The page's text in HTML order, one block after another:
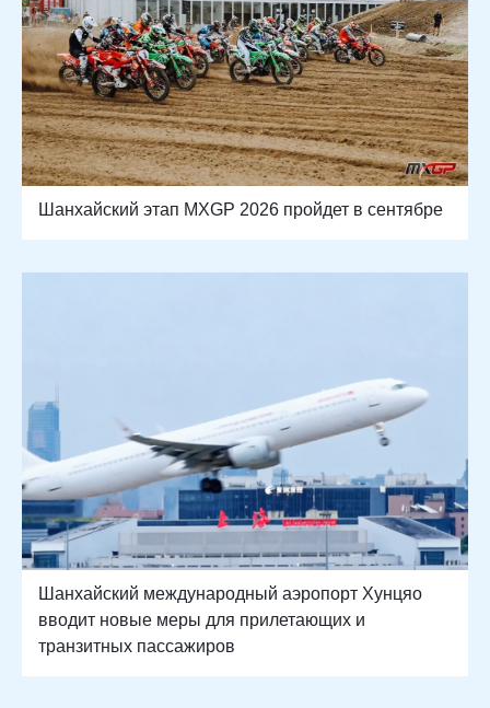
Шанхайский этап MXGP 2026 пройдет в сентябре
Шанхайский международный аэропорт Хунцяо
вводит новые меры для прилетающих и
транзитных пассажиров